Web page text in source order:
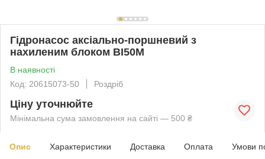
Гідронасос аксіально-поршневий з
нахиленим блоком BI50M
В наявності
Код: 20615073-50
Роздріб
Ціну уточнюйте
Мінімальна сума замовлення на сайті — 500 ₴
Опис Характеристики Доставка Оплата Умови